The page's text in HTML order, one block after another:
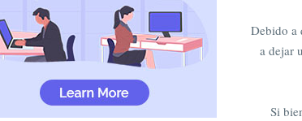
Debido a
a dejar
Si